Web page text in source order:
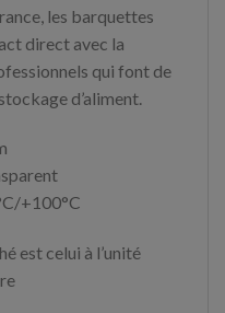
les barquettes
direct avec la
qui font de
d’aliment.
+100°C
est celui à l’unité